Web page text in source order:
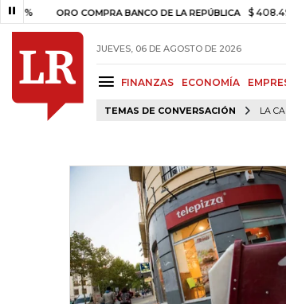
ORO COMPRA BANCO DE LA REPÚBLICA $ 408.498,97
JUEVES, 06 DE AGOSTO DE 2026
FINANZAS ECONOMÍA
TEMAS DE CONVERSACIÓN LA